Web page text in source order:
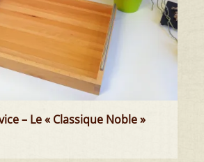
– Le « Classique Noble »